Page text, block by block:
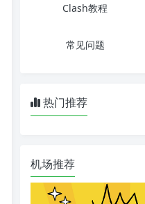
Clash教程
常见问题
热门推荐
机场推荐